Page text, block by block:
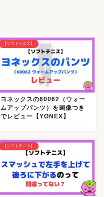
【ソフトテニス】
ヨネックスの60062（ウォー
ムアップパンツ）を画像つき
でレビュー【YONEX】
【ソフトテニス】